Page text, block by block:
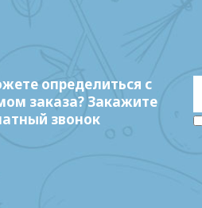
определиться с
заказа? Закажите
звонок